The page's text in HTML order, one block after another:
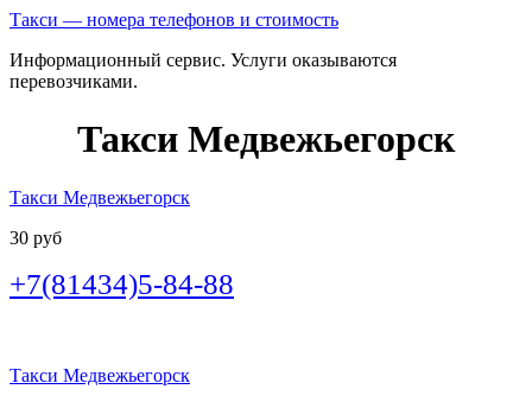
Такси — номера телефонов и стоимость
Информационный сервис. Услуги оказываются
перевозчиками.
Такси Медвежьегорск
Такси Медвежьегорск
30 руб
+7(81434)5-84-88
Такси Медвежьегорск